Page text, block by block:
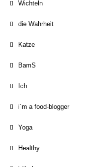
Wichteln
die Wahrheit
Katze
BamS
Ich
i´m a food-blogger
Yoga
Healthy